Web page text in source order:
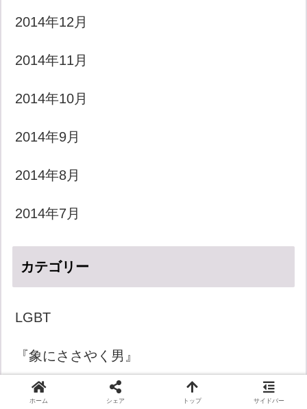
2014年12月
2014年11月
2014年10月
2014年9月
2014年8月
2014年7月
カテゴリー
LGBT
『象にささやく男』
きょうのダジャレ
ホーム シェア トップ サイドバー